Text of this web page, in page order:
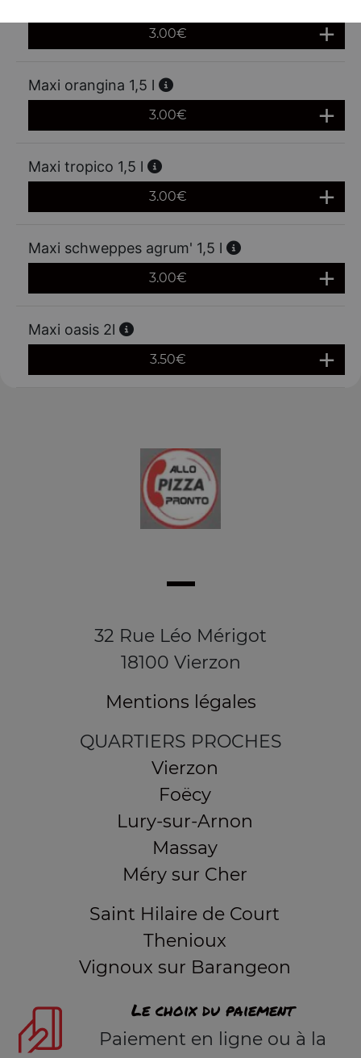
3.00€
Maxi orangina 1,5 l
3.00€
Maxi tropico 1,5 l
3.00€
Maxi schweppes agrum' 1,5 l
3.00€
Maxi oasis 2l
3.50€
32 Rue Léo Mérigot
18100 Vierzon
Mentions légales
QUARTIERS PROCHES
Vierzon
Foëcy
Lury-sur-Arnon
Massay
Méry sur Cher
Saint Hilaire de Court
Thenioux
Vignoux sur Barangeon
Le choix du paiement
Paiement en ligne ou à la